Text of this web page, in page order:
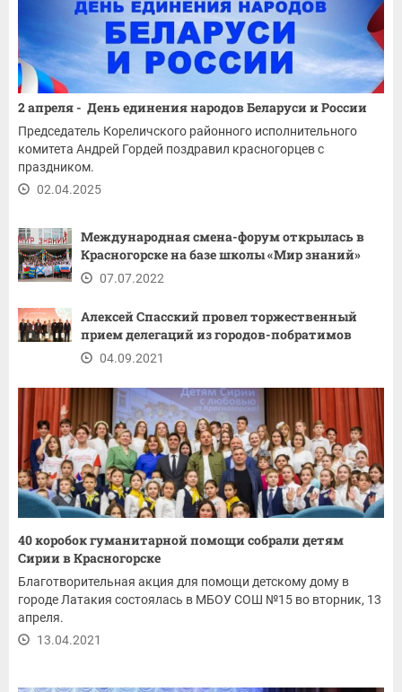
2 апреля - День единения народов Беларуси и России
Председатель Кореличского районного исполнительного
комитета Андрей Гордей поздравил красногорцев с
праздником.
02.04.2025
Международная смена-форум открылась в
Красногорске на базе школы «Мир знаний»
07.07.2022
Алексей Спасский провел торжественный
прием делегаций из городов-побратимов
04.09.2021
40 коробок гуманитарной помощи собрали детям
Сирии в Красногорске
Благотворительная акция для помощи детскому дому в
городе Латакия состоялась в МБОУ СОШ №15 во вторник, 13
апреля.
13.04.2021